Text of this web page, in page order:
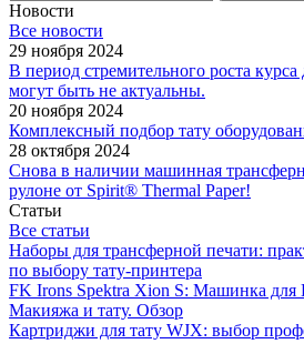
Новости
Все новости
29 ноября 2024
В период стремительного роста
могут быть не актуальны.
20 ноября 2024
Комплексный подбор тату
28 октября 2024
Снова в наличии машинная
рулоне от Spirit® Thermal Paper!
Статьи
Все статьи
Наборы для трансферной печати:
по выбору тату‑принтера
FK Irons Spektra Xion S: Машинка для
Макияжа и тату. Обзор
Картриджи для тату WJX: выбор